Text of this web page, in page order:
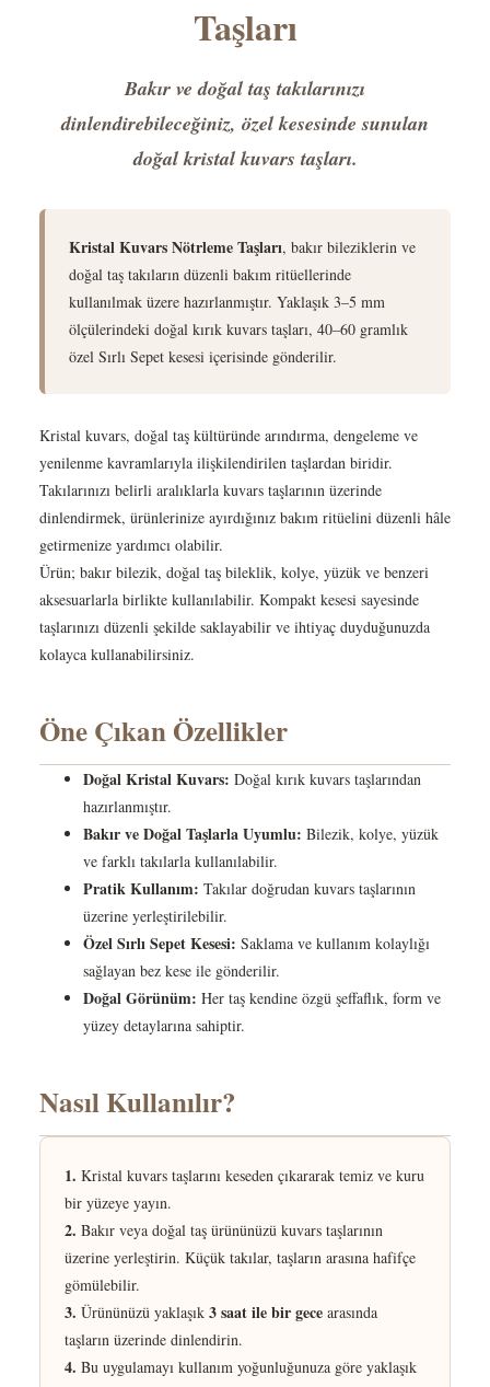
Taşları
Bakır ve doğal taş takılarınızı
dinlendirebileceğiniz, özel kesesinde sunulan
doğal kristal kuvars taşları.
Kristal Kuvars Nötrleme Taşları, bakır bileziklerin ve
doğal taş takıların düzenli bakım ritüellerinde
kullanılmak üzere hazırlanmıştır. Yaklaşık 3–5 mm
ölçülerindeki doğal kırık kuvars taşları, 40–60 gramlık
özel Sırlı Sepet kesesi içerisinde gönderilir.
Kristal kuvars, doğal taş kültüründe arındırma, dengeleme ve
yenilenme kavramlarıyla ilişkilendirilen taşlardan biridir.
Takılarınızı belirli aralıklarla kuvars taşlarının üzerinde
dinlendirmek, ürünlerinize ayırdığınız bakım ritüelini düzenli hâle
getirmenize yardımcı olabilir.
Ürün; bakır bilezik, doğal taş bileklik, kolye, yüzük ve benzeri
aksesuarlarla birlikte kullanılabilir. Kompakt kesesi sayesinde
taşlarınızı düzenli şekilde saklayabilir ve ihtiyaç duyduğunuzda
kolayca kullanabilirsiniz.
Öne Çıkan Özellikler
Doğal Kristal Kuvars: Doğal kırık kuvars taşlarından
hazırlanmıştır.
Bakır ve Doğal Taşlarla Uyumlu: Bilezik, kolye, yüzük
ve farklı takılarla kullanılabilir.
Pratik Kullanım: Takılar doğrudan kuvars taşlarının
üzerine yerleştirilebilir.
Özel Sırlı Sepet Kesesi: Saklama ve kullanım kolaylığı
sağlayan bez kese ile gönderilir.
Doğal Görünüm: Her taş kendine özgü şeffaflık, form ve
yüzey detaylarına sahiptir.
Nasıl Kullanılır?
1. Kristal kuvars taşlarını keseden çıkararak temiz ve kuru
bir yüzeye yayın.
2. Bakır veya doğal taş ürününüzü kuvars taşlarının
üzerine yerleştirin. Küçük takılar, taşların arasına hafifçe
gömülebilir.
3. Ürününüzü yaklaşık 3 saat ile bir gece arasında
taşların üzerinde dinlendirin.
4. Bu uygulamayı kullanım yoğunluğunuza göre yaklaşık